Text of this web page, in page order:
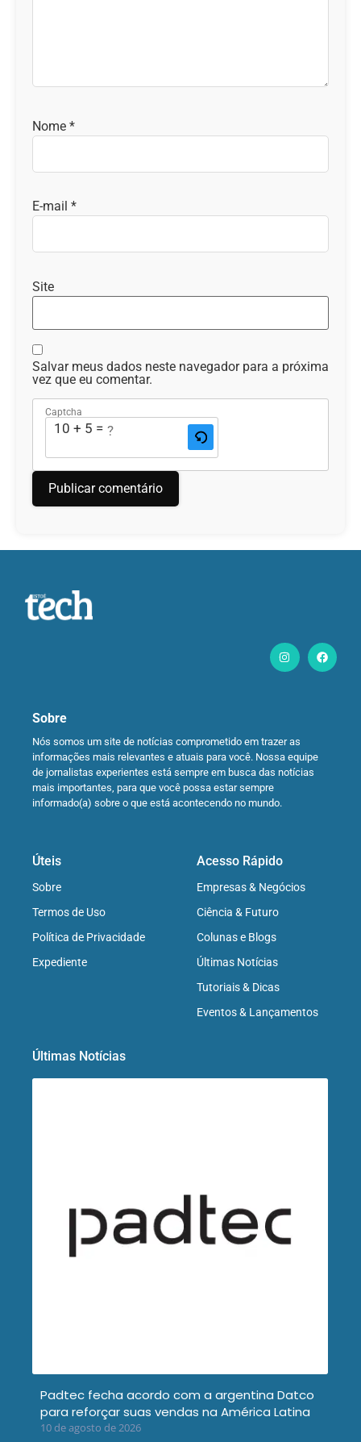
Nome *
E-mail *
Site
Salvar meus dados neste navegador para a próxima
vez que eu comentar.
Captcha
10 + 5 = ?
Sobre
Nós somos um site de notícias comprometido em trazer as
informações mais relevantes e atuais para você. Nossa equipe
de jornalistas experientes está sempre em busca das notícias
mais importantes, para que você possa estar sempre
informado(a) sobre o que está acontecendo no mundo.
Úteis
Sobre
Termos de Uso
Política de Privacidade
Expediente
Acesso Rápido
Empresas & Negócios
Ciência & Futuro
Colunas e Blogs
Últimas Notícias
Tutoriais & Dicas
Eventos & Lançamentos
Últimas Notícias
Padtec fecha acordo com a argentina Datco
para reforçar suas vendas na América Latina
10 de agosto de 2026